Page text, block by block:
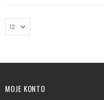
MOJE KONTO